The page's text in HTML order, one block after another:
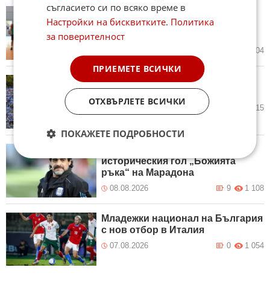
Българските волейболни
таланти триумфираха с
балканската корона
1 104
Левски отнесе нова солена
глоба от УЕФА
08.08.2026 1 515
историческия гол „Божията
ръка“ на Марадона
08.08.2026 1 108
9
Младежки национал на България
с нов отбор в Италия
07.08.2026 1 054
0
съгласието си по всяко време в
Настройки на бисквитките. Политика
за поверителност
ПРИЕМЕТЕ ВСИЧКИ
ОТХВЪРЛЕТЕ ВСИЧКИ
ПОКАЖЕТЕ ПОДРОБНОСТИ